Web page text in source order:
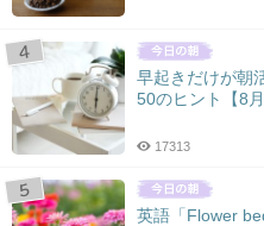
早起きだけが朝
50のヒント【8
17313
英語「Flower